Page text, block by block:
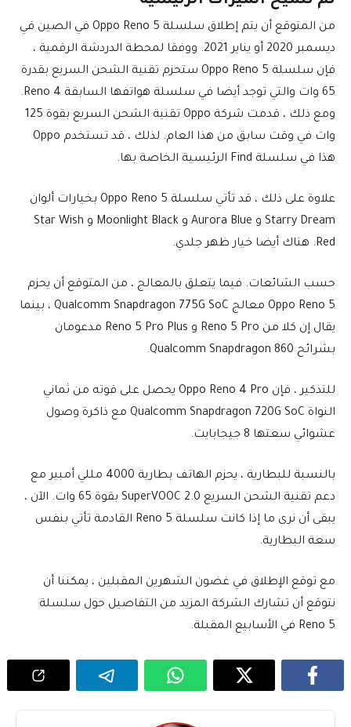
من المتوقع أن يتم إطلاق سلسلة Oppo Reno 5 في الصين في
ديسمبر 2020 أو يناير 2021. ووفقا لمحطة الدردشة الرقمية ،
فإن سلسلة Oppo Reno 5 ستحزم تقنية الشحن السريع بقدرة
65 وات والتي توجد أيضا في سلسلة هواتفها السابقة Reno 4.
ومع ذلك ، قدمت شركة Oppo تقنية الشحن السريع بقوة 125
وات في وقت سابق من هذا العام. لذلك ، قد تستخدم Oppo
هذا في سلسلة Find الرئيسية الخاصة بها.
علاوة على ذلك ، قد تأتي سلسلة Oppo Reno 5 بخيارات ألوان
Starry Dream و Aurora Blue و Moonlight Black و Star Wish
Red. هناك أيضا خيار ظهر جلدي.
حسب الشائعات. فيما يتعلق بالمعالج ، من المتوقع أن يحزم
Oppo Reno 5 معالج Qualcomm Snapdragon 775G SoC ، بينما
يقال إن كلا من Reno 5 Pro و Reno 5 Pro Plus مدعومان
بشرائح Qualcomm Snapdragon 860.
للتذكير ، فإن Oppo Reno 4 Pro يحصل على قوته من ثماني
النواة Qualcomm Snapdragon 720G SoC مع ذاكرة وصول
عشوائي سعتها 8 جيجابايت.
بالنسبة للبطارية ، يحزم الهاتف بطارية 4000 مللي أمبير مع
دعم تقنية الشحن السريع SuperVOOC 2.0 بقوة 65 وات. الآن ،
يبقى أن نرى ما إذا كانت سلسلة Reno 5 القادمة تأتي بنفس
سعة البطارية.
مع توقع الإطلاق في غضون الشهرين المقبلين ، يمكننا أن
نتوقع أن تشارك الشركة المزيد من التفاصيل حول سلسلة
Reno 5 في الأسابيع المقبلة.